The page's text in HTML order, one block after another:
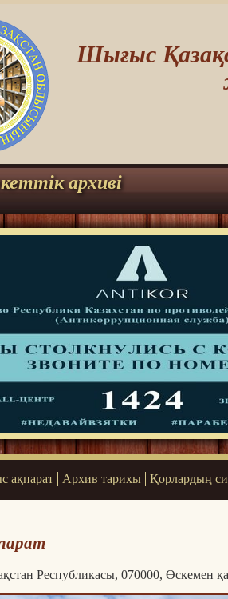
Шығыс
архиві
ақпарат Архив тарихы Қорлардың
Республикасы, 070000,